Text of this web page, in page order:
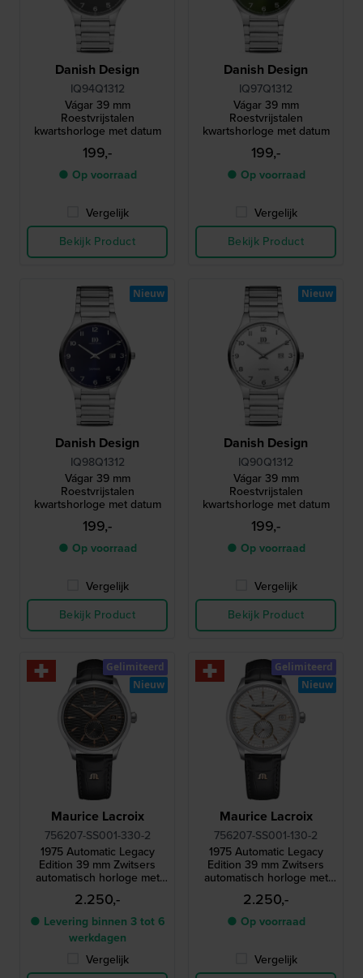
Danish Design
IQ94Q1312
Vágar 39 mm
Roestvrijstalen
kwartshorloge met datum
199,-
● Op voorraad
Vergelijk
Bekijk Product
Danish Design
IQ97Q1312
Vágar 39 mm
Roestvrijstalen
kwartshorloge met datum
199,-
● Op voorraad
Vergelijk
Bekijk Product
Danish Design
IQ98Q1312
Vágar 39 mm
Roestvrijstalen
kwartshorloge met datum
199,-
● Op voorraad
Vergelijk
Bekijk Product
Nieuw
Danish Design
IQ90Q1312
Vágar 39 mm
Roestvrijstalen
kwartshorloge met datum
199,-
● Op voorraad
Vergelijk
Bekijk Product
Nieuw
Maurice Lacroix
756207-SS001-330-2
1975 Automatic Legacy
Edition 39 mm Zwitsers
automatisch horloge met
beperkte oplage en petite
seconde
2.250,-
● Levering binnen 3 tot 6
werkdagen
Vergelijk
Gelimiteerd
Nieuw
Maurice Lacroix
756207-SS001-130-2
1975 Automatic Legacy
Edition 39 mm Zwitsers
automatisch horloge met
beperkte oplage en petite
seconde
2.250,-
● Op voorraad
Vergelijk
Gelimiteerd
Nieuw